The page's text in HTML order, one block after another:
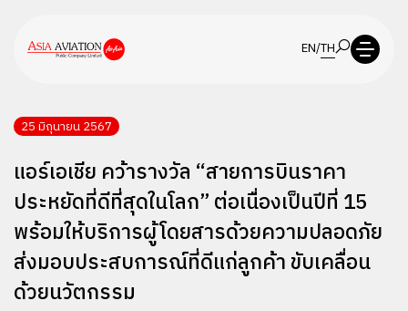
EN/TH
25 มิถุนายน 2567
แอร์เอเชีย คว้ารางวัล “สายการบินราคา
ประหยัดที่ดีที่สุดในโลก” ต่อเนื่องเป็นปีที่ 15
พร้อมให้บริการผู้โดยสารด้วยความปลอดภัย
ส่งมอบประสบการณ์ที่ดีแก่ลูกค้า ขับเคลื่อน
ด้วยนวัตกรรม